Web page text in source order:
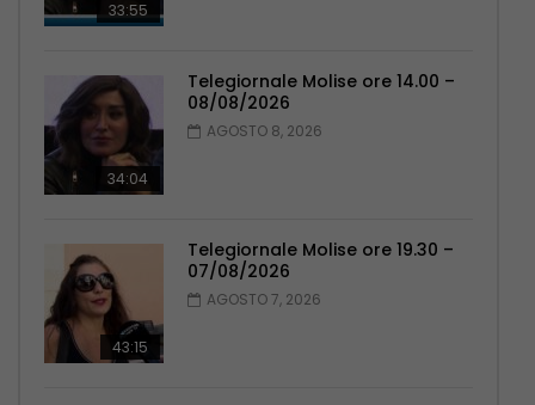
33:55
34:04
Telegiornale Molise ore 14.00 –
08/08/2026
AGOSTO 8, 2026
43:15
Telegiornale Molise ore 19.30 –
07/08/2026
AGOSTO 7, 2026